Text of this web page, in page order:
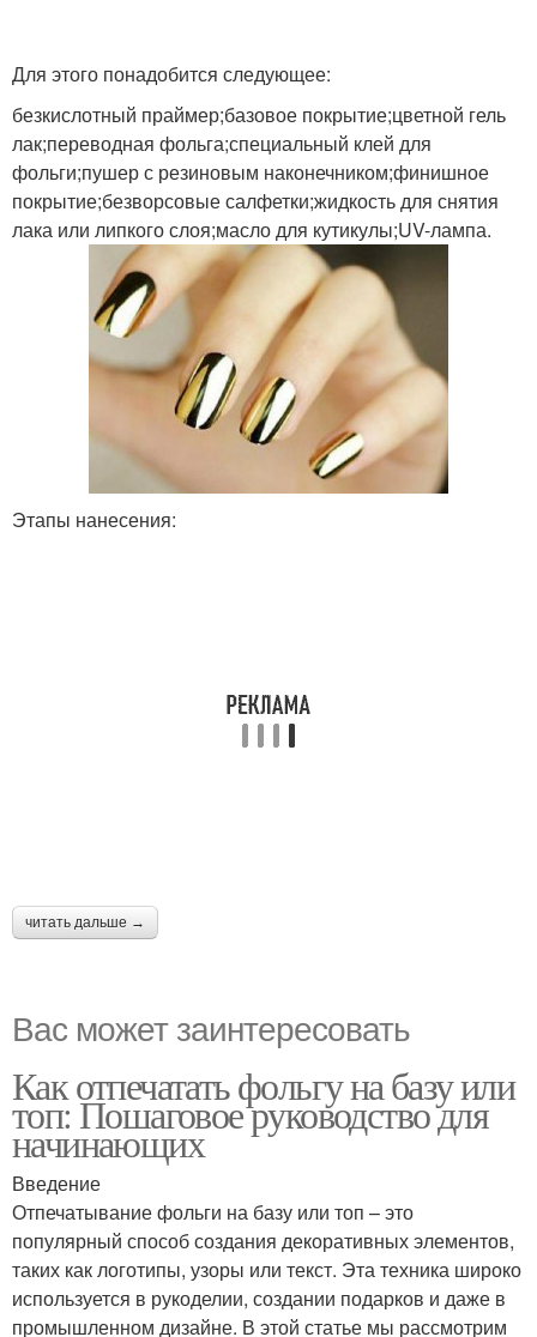
Для этого понадобится следующее:
безкислотный праймер;базовое покрытие;цветной гель
лак;переводная фольга;специальный клей для
фольги;пушер с резиновым наконечником;финишное
покрытие;безворсовые салфетки;жидкость для снятия
лака или липкого слоя;масло для кутикулы;UV-лампа.
Этапы нанесения:
читать дальше →
Вас может заинтересовать
Как отпечатать фольгу на базу или
топ: Пошаговое руководство для
начинающих
Введение
Отпечатывание фольги на базу или топ – это
популярный способ создания декоративных элементов,
таких как логотипы, узоры или текст. Эта техника широко
используется в рукоделии, создании подарков и даже в
промышленном дизайне. В этой статье мы рассмотрим